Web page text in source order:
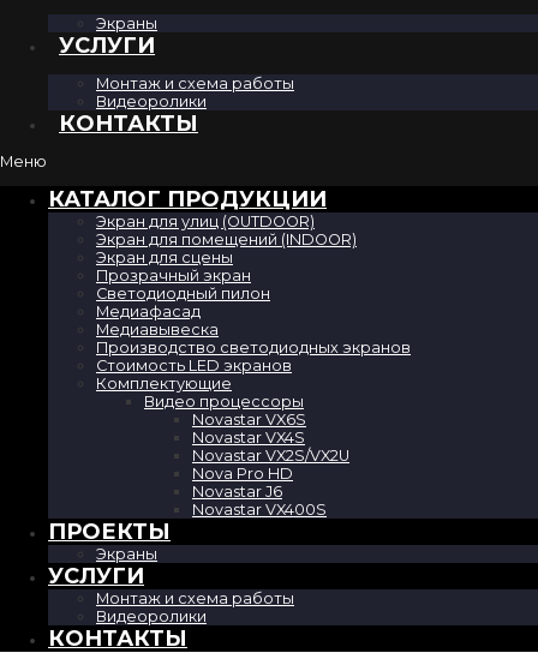
Экраны
УСЛУГИ
Монтаж и схема работы
Видеоролики
КОНТАКТЫ
Меню
КАТАЛОГ ПРОДУКЦИИ
Экран для улиц (OUTDOOR)
Экран для помещений (INDOOR)
Экран для сцены
Прозрачный экран
Светодиодный пилон
Медиафасад
Медиавывеска
Производство светодиодных экранов
Стоимость LED экранов
Комплектующие
Видео процессоры
Novastar VX6S
Novastar VX4S
Novastar VX2S/VX2U
Nova Pro HD
Novastar J6
Novastar VX400S
ПРОЕКТЫ
Экраны
УСЛУГИ
Монтаж и схема работы
Видеоролики
КОНТАКТЫ